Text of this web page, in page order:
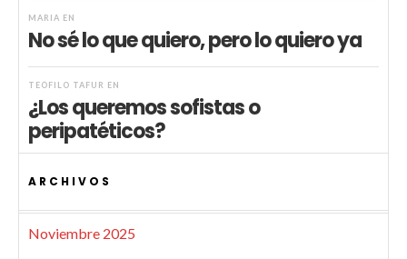
MARIA EN
No sé lo que quiero, pero lo quiero ya
TEÓFILO TAFUR EN
¿Los queremos sofistas o
peripatéticos?
ARCHIVOS
Noviembre 2025